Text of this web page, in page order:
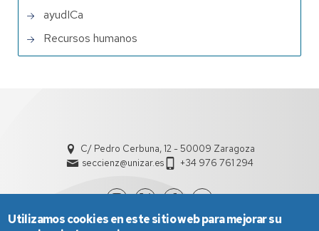
ayudICa
Recursos humanos
C/ Pedro Cerbuna, 12 - 50009 Zaragoza
seccienz@unizar.es
+34 976 761 294
Utilizamos cookies en este sitio web para mejorar su